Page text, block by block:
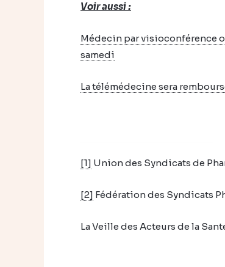
Voir aussi :
Médecin par visioconférence
samedi
La télémédecine sera
[1] Union des Syndicats de
[2] Fédération des Syndicats
La Veille des Acteurs de la